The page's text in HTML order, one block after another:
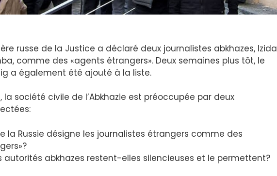
russe de la Justice a déclaré deux journalistes abkhazes, Izida
comme des «agents étrangers». Deux semaines plus tôt, le
a également été ajouté à la liste.
la société civile de l’Abkhazie est préoccupée par deux
la Russie désigne les journalistes étrangers comme des
autorités abkhazes restent-elles silencieuses et le permettent?